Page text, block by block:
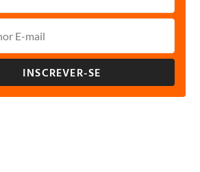
INSCREVER-SE